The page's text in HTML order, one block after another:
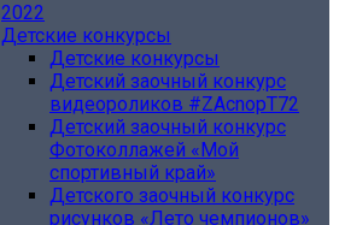
2022
Детские конкурсы
Детские конкурсы
Детский заочный конкурс
видеороликов #ZAcnopT72
Детский заочный конкурс
Фотоколлажей «Мой
спортивный край»
Детского заочный конкурс
рисунков «Лето чемпионов»